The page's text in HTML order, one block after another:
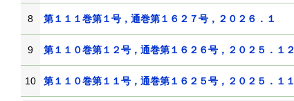
8 第１１１巻第１号，通巻第１６２７号，２０２６．１
9 第１１０巻第１２号，通巻第１６２６号，２０２５．１２
10 第１１０巻第１１号，通巻第１６２５号，２０２５．１１